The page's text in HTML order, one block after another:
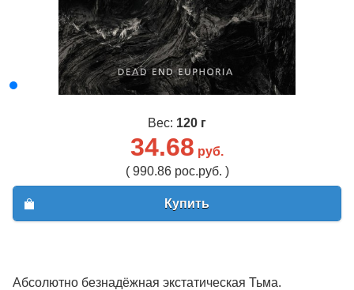
Вес: 120 г
34.68 руб.
( 990.86 рос.руб. )
Купить
Абсолютно безнадёжная экстатическая Тьма.